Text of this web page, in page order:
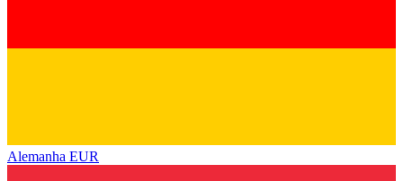
Alemanha EUR